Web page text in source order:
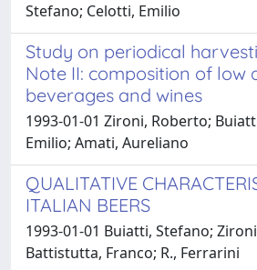
Stefano; Celotti, Emilio
Study on periodical
Note II: composition of low
beverages and wines
1993-01-01 Zironi, Roberto;
Emilio; Amati, Aureliano
QUALITATIVE
ITALIAN BEERS
1993-01-01 Buiatti, Stefano;
Battistutta, Franco; R., Ferrarini